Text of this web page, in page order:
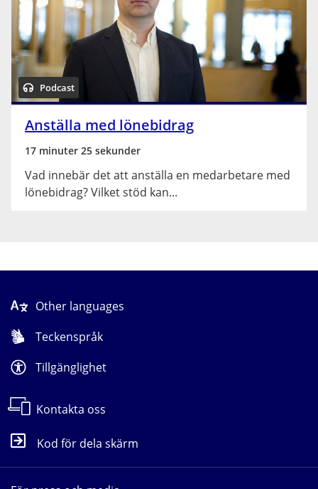
Podcast
Anställa med lönebidrag
17 minuter 25 sekunder
Vad innebär det att anställa en medarbetare med
lönebidrag? Vilket stöd kan...
Other languages
Teckenspråk
Tillgänglighet
Kontakta oss
Kod för dela skärm